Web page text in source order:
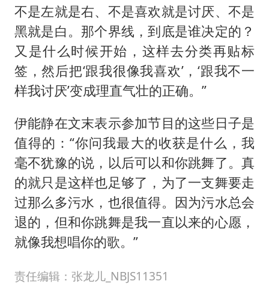
36岁男演员成景区NPC后人气爆棚
人民的健康、体质、幸福一脉相承
不是左就是右、不是喜欢就是讨厌、不是
黑就是白。那个界线，到底是谁决定的？
又是什么时候开始，这样去分类再贴标
签，然后把‘跟我很像我喜欢’，‘跟我不一
样我讨厌’变成理直气壮的正确。”
伊能静在文末表示参加节目的这些日子是
值得的：“你问我最大的收获是什么，我
毫不犹豫的说，以后可以和你跳舞了。真
的就只是这样也足够了，为了一支舞要走
过那么多污水，也很值得。因为污水总会
退的，但和你跳舞是我一直以来的心愿，
就像我想唱你的歌。”
责任编辑：张龙儿_NBJS11351